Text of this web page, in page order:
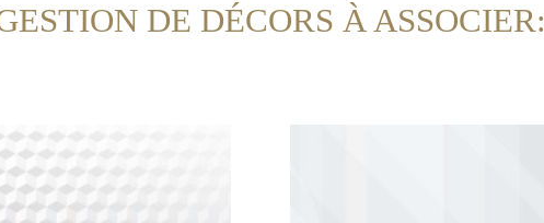
DE DÉCORS À ASSOCIER: